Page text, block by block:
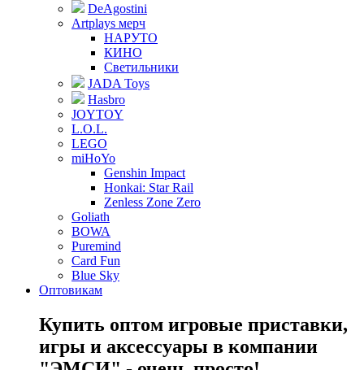
DeAgostini
Artplays мерч
НАРУТО
КИНО
Светильники
JADA Toys
Hasbro
JOYTOY
L.O.L.
LEGO
miHoYo
Genshin Impact
Honkai: Star Rail
Zenless Zone Zero
Goliath
BOWA
Puremind
Card Fun
Blue Sky
Оптовикам
Купить оптом игровые приставки,
игры и аксессуары в компании